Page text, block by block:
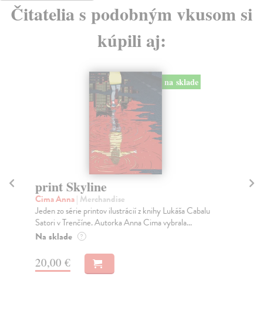
Čitatelia s podobným vkusom si
kúpili aj:
na sklade
print Skyline
Cima Anna| Merchandise
Jeden zo série printov ilustrácií z knihy Lukáša Cabalu
Satori v Trenčíne. Autorka Anna Cima vybrala...
Na sklade ?
20,00 €